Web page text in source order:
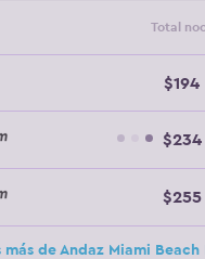
Total
$194
$234
$255
de Andaz Miami Beach